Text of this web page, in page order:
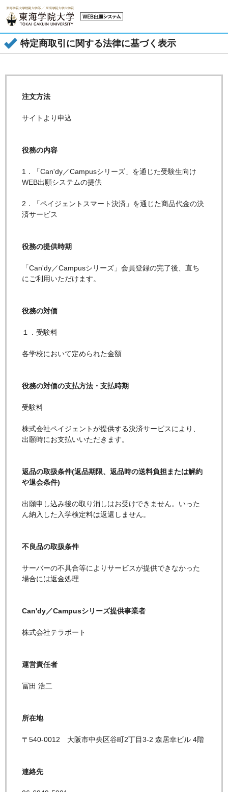
特定商取引に関する法律に基づく表示
注文方法
サイトより申込
役務の内容
1．「Can'dy／Campusシリーズ」を通じた受験生向け
WEB出願システムの提供
2．「ペイジェントスマート決済」を通じた商品代金の決
済サービス
役務の提供時期
「Can'dy／Campusシリーズ」会員登録の完了後、直ち
にご利用いただけます。
役務の対価
１．受験料
各学校において定められた金額
役務の対価の支払方法・支払時期
受験料
株式会社ペイジェントが提供する決済サービスにより、
出願時にお支払いいただきます。
返品の取扱条件(返品期限、返品時の送料負担または解約
や退会条件)
出願申し込み後の取り消しはお受けできません。いった
ん納入した入学検定料は返還しません。
不良品の取扱条件
サーバーの不具合等によりサービスが提供できなかった
場合には返金処理
Can'dy／Campusシリーズ提供事業者
株式会社テラポート
運営責任者
冨田 浩二
所在地
〒540-0012 大阪市中央区谷町2丁目3-2 森居幸ビル 4階
連絡先